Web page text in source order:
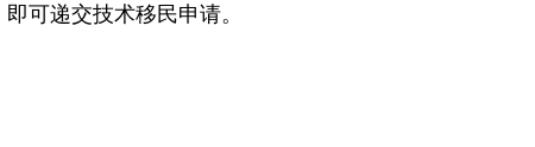
可递交技术移民申请。